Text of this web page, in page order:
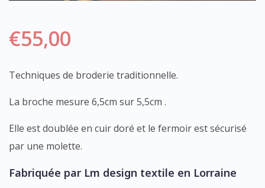
€55,00
Techniques de broderie traditionnelle.
La broche mesure 6,5cm sur 5,5cm .
Elle est doublée en cuir doré et le fermoir est sécurisé
par une molette.
Fabriquée par Lm design textile en Lorraine